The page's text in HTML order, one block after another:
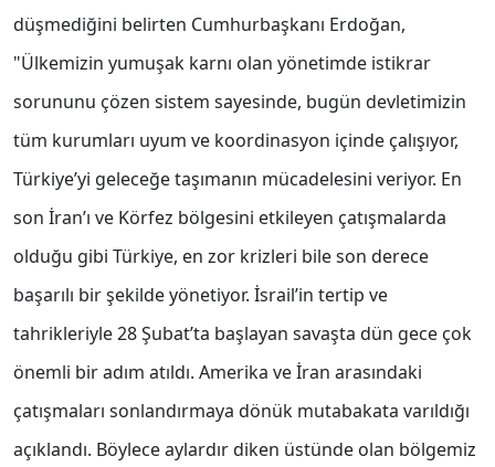
düşmediğini belirten Cumhurbaşkanı Erdoğan,
"Ülkemizin yumuşak karnı olan yönetimde istikrar
sorununu çözen sistem sayesinde, bugün devletimizin
tüm kurumları uyum ve koordinasyon içinde çalışıyor,
Türkiye’yi geleceğe taşımanın mücadelesini veriyor. En
son İran’ı ve Körfez bölgesini etkileyen çatışmalarda
olduğu gibi Türkiye, en zor krizleri bile son derece
başarılı bir şekilde yönetiyor. İsrail’in tertip ve
tahrikleriyle 28 Şubat’ta başlayan savaşta dün gece çok
önemli bir adım atıldı. Amerika ve İran arasındaki
çatışmaları sonlandırmaya dönük mutabakata varıldığı
açıklandı. Böylece aylardır diken üstünde olan bölgemiz